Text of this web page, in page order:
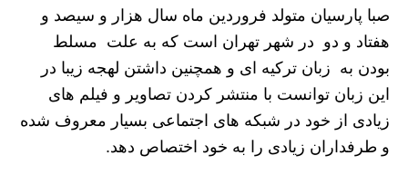
صبا پارسیان متولد فروردین ماه سال هزار و سیصد و
هفتاد و دو در شهر تهران است که به علت مسلط
بودن به زبان ترکیه ای و همچنین داشتن لهجه زیبا در
این زبان توانست با منتشر کردن تصاویر و فیلم های
زیادی از خود در شبکه های اجتماعی بسیار معروف شده
و طرفداران زیادی را به خود اختصاص دهد.